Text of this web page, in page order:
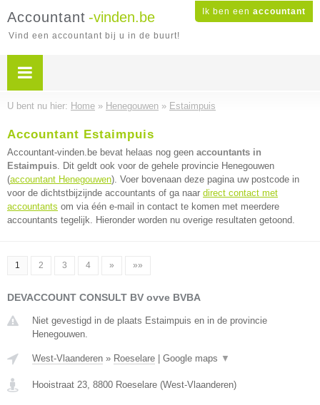
Ik ben een accountant
Accountant -vinden.be
Vind een accountant bij u in de buurt!
U bent nu hier: Home » Henegouwen » Estaimpuis
Accountant Estaimpuis
Accountant-vinden.be bevat helaas nog geen accountants in
Estaimpuis. Dit geldt ook voor de gehele provincie Henegouwen
(accountant Henegouwen). Voer bovenaan deze pagina uw postcode in
voor de dichtstbijzijnde accountants of ga naar direct contact met
accountants om via één e-mail in contact te komen met meerdere
accountants tegelijk. Hieronder worden nu overige resultaten getoond.
1 2 3 4 » »»
DEVACCOUNT CONSULT BV ovve BVBA
Niet gevestigd in de plaats Estaimpuis en in de provincie
Henegouwen.
West-Vlaanderen » Roeselare Google maps ▼
Hooistraat 23, 8800 Roeselare (West-Vlaanderen)